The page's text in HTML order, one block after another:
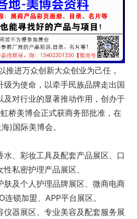
推进万众创新大众创业为己任，
级为使命，以牵手民族品牌走出国
及对行业的显著推动作用，创办于
桥美博会正式获商务部批准，在
)国际美博会。
水、彩妆工具及配套产品展区、口
私密护理产品展区、
肤及个人护理品牌展区、微商电商
锁加盟、APP平台展区。
仪器展区、专业美容及配套服务展